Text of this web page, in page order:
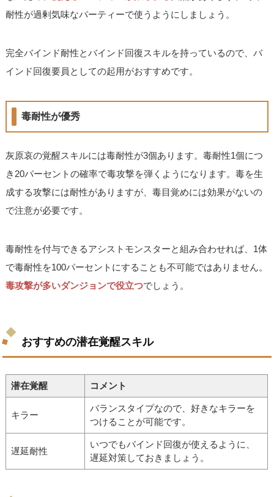
耐性が過剰気味なパーティーで使うようにしましょう。
完全バインド耐性とバインド回復スキルを持っているので、バ
インド回復要員としての起用がおすすめです。
毒耐性が優秀
灰原哀の覚醒スキルには毒耐性が3個あります。毒耐性1個につ
き20パーセントの確率で毒攻撃を弾くようになります。毒を生
成する攻撃には耐性がありますが、毒目覚めには効果がないの
で注意が必要です。
毒耐性を付与できるアシストモンスターと組み合わせれば、1体
で毒耐性を100パーセントにすることも不可能ではありません。
毒攻撃が多いダンジョンで役立つでしょう。
おすすめの潜在覚醒スキル
潜在覚醒 コメント
キラー
バランスタイプなので、好きなキラーを
つけることが可能です。
遅延耐性
いつでもバインド回復が使えるように、
遅延対策しておきましょう。